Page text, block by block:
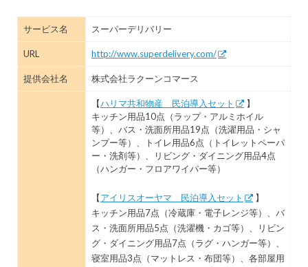
サービス名 スーパーデリバリー
URL http://www.superdelivery.com/
提供会社名 株式会社ラクーンコマース
【ハリマ共和物産 民泊導入セット
】
キッチン用品10点（ラップ・アルミホイル
等）、バス・洗面所用品19点（洗濯用品・シャ
ンプー等）、トイレ用品6点（トイレットペーパ
ー・洗剤等）、リビング・ダイニング用品4点
（ハンガー・フロアワイパー等）
【アイリスオーヤマ 民泊導入セット
】
キッチン用品7点（冷蔵庫・電子レンジ等）、バ
ス・洗面所用品5点（洗濯機・カゴ等）、リビン
グ・ダイニング用品7点（ラグ・ハンガー等）、
寝室用品3点（マットレス・布団等）、各部屋用